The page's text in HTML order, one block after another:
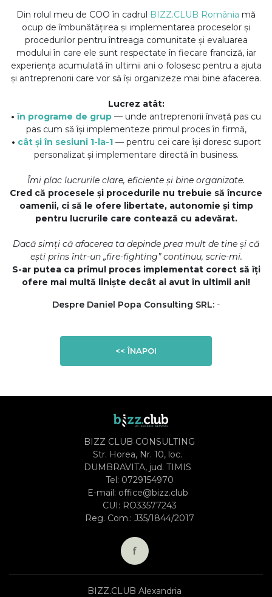
Din rolul meu de COO în cadrul BIZZ.CLUB România mă
ocup de îmbunătățirea și implementarea proceselor și
procedurilor pentru întreaga comunitate și evaluarea
modului în care ele sunt respectate în fiecare franciză, iar
experiența acumulată în ultimii ani o folosesc pentru a ajuta
și antreprenorii care vor să își organizeze mai bine afacerea.
Lucrez atât:
• în programe de grup — unde antreprenorii învață pas cu
pas cum să își implementeze primul proces în firmă,
• cât și în sesiuni 1-la-1— pentru cei care își doresc suport
personalizat și implementare directă în business.
Îmi plac lucrurile clare, eficiente și bine organizate.
Cred că procesele și procedurile nu trebuie să încurce
oamenii, ci să le ofere libertate, autonomie și timp
pentru lucrurile care contează cu adevărat.
Dacă simți că afacerea ta depinde prea mult de tine și că
ești prins într-un „fire-fighting” continuu, scrie-mi.
S-ar putea ca primul proces implementat corect să îți
ofere mai multă liniște decât ai avut în ultimii ani!
Despre Daniel Popa Consulting SRL: -
<< ÎNAPOI
BIZZ CLUB CONSULTING
Str. Horea, Nr. 10, loc.
DUMBRAVITA, jud. TIMIS
Tel: 0729154970
E-mail: office@bizz.club
CUI: RO33577243
Reg. Com.: J35/1844/2017
BIZZ.CLUB Alexandria